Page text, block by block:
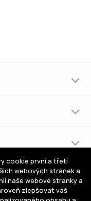
cookie první a třetí
webových stránek a
naše webové stránky a
zlepšovat váš